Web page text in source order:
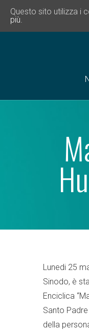
Lunedi 25
Sinodo, è
Enciclica
Santo
della
Questo sito utilizza i
più.